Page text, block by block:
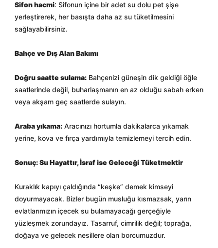
Sifon hacmi: Sifonun içine bir adet su dolu pet şişe
yerleştirerek, her basışta daha az su tüketilmesini
sağlayabilirsiniz.
Bahçe ve Dış Alan Bakımı
Doğru saatte sulama: Bahçenizi güneşin dik geldiği öğle
saatlerinde değil, buharlaşmanın en az olduğu sabah erken
veya akşam geç saatlerde sulayın.
Araba yıkama: Aracınızı hortumla dakikalarca yıkamak
yerine, kova ve fırça yardımıyla temizlemeyi tercih edin.
Sonuç: Su Hayattır, İsraf ise Geleceği Tüketmektir
Kuraklık kapıyı çaldığında “keşke” demek kimseyi
doyurmayacak. Bizler bugün musluğu kısmazsak, yarın
evlatlarımızın içecek su bulamayacağı gerçeğiyle
yüzleşmek zorundayız. Tasarruf, cimrilik değil; toprağa,
doğaya ve gelecek nesillere olan borcumuzdur.